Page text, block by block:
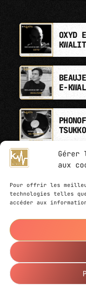
Gérer
aux
Pour offrir les
technologies telles
accéder aux
OXYD
E-
@2023 E-
rights reserved
Website created